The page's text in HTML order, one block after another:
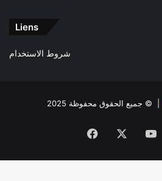
Liens
شروط الاستخدام
جميع الحقوق محفوظة 2025 © |
Facebook